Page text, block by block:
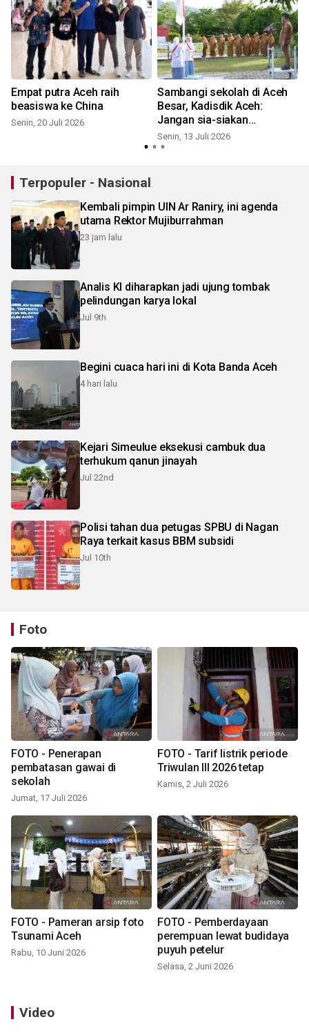
Empat putra Aceh raih
beasiswa ke China
Senin, 20 Juli 2026
Sambangi sekolah di Aceh
Besar, Kadisdik Aceh:
Jangan sia-siakan
pengorbanan orang tua
Senin, 13 Juli 2026
Terpopuler - Nasional
Kembali pimpin UIN Ar Raniry, ini agenda
utama Rektor Mujiburrahman
23 jam lalu
Analis KI diharapkan jadi ujung tombak
pelindungan karya lokal
Jul 9th
Begini cuaca hari ini di Kota Banda Aceh
4 hari lalu
Kejari Simeulue eksekusi cambuk dua
terhukum qanun jinayah
Jul 22nd
Polisi tahan dua petugas SPBU di Nagan
Raya terkait kasus BBM subsidi
Jul 10th
Foto
FOTO - Penerapan
pembatasan gawai di
sekolah
Jumat, 17 Juli 2026
FOTO - Tarif listrik periode
Triwulan III 2026 tetap
Kamis, 2 Juli 2026
FOTO - Pameran arsip foto
Tsunami Aceh
Rabu, 10 Juni 2026
FOTO - Pemberdayaan
perempuan lewat budidaya
puyuh petelur
Selasa, 2 Juni 2026
Video